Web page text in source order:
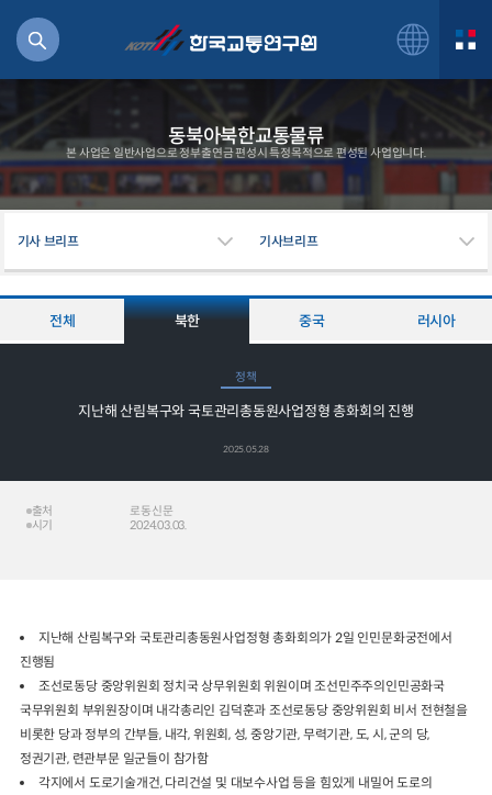
동북아북한교통물류
본 사업은 일반사업으로 정부출연금 편성시 특정목적으로 편성된 사업입니다.
기사 브리프 기사브리프
전체 북한 중국 러시아
정책
지난해 산림복구와 국토관리총동원사업정형 총화회의 진행
2025.05.28
출처
로동신문
시기
2024.03.03.
지난해 산림복구와 국토관리총동원사업정형 총화회의가 2일 인민문화궁전에서
진행됨
조선로동당 중앙위원회 정치국 상무위원회 위원이며 조선민주주의인민공화국
국무위원회 부위원장이며 내각총리인 김덕훈과 조선로동당 중앙위원회 비서 전현철을
비롯한 당과 정부의 간부들, 내각, 위원회, 성, 중앙기관, 무력기관, 도, 시, 군의 당,
정권기관, 련관부문 일군들이 참가함
각지에서 도로기술개건, 다리건설 및 대보수사업 등을 힘있게 내밀어 도로의
용
일반사업보고서
2024년 국가교통조사 및 분석
권역별통행지표
사회경제지표
교통수요예측
2024.12.31
기획도서